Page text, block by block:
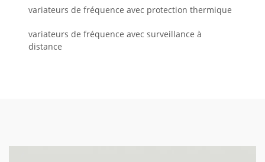
variateurs de fréquence avec protection thermique
variateurs de fréquence avec surveillance à
distance